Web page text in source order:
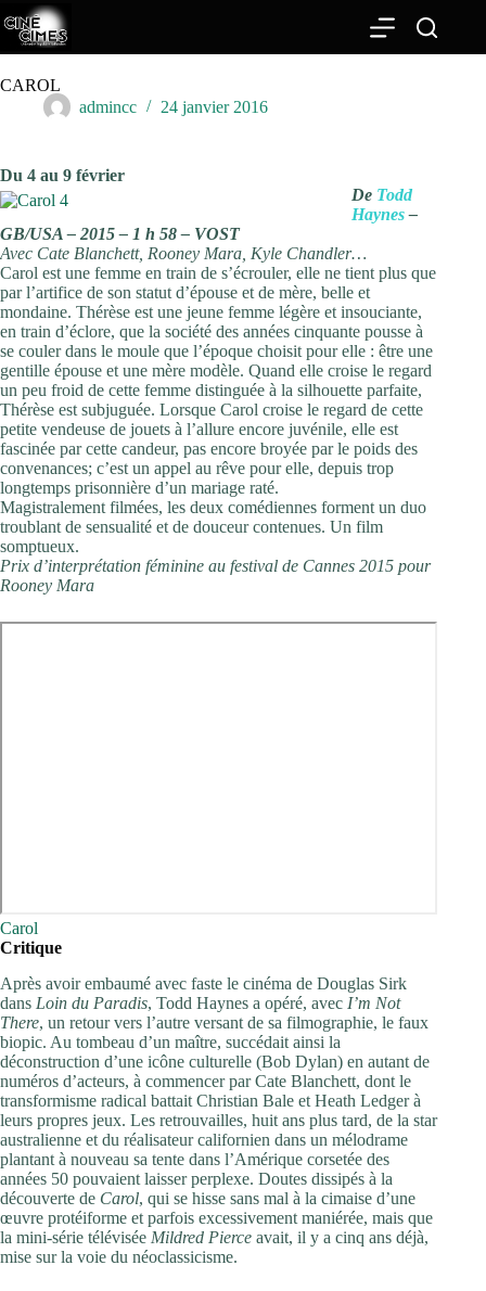
Passer
au
contenu
CAROL
admincc
24 janvier 2016
Du 4 au 9 février
De Todd
Haynes–
GB/USA – 2015 – 1 h 58 – VOST
Avec Cate Blanchett, Rooney Mara, Kyle Chandler…
Carol est une femme en train de s’écrouler, elle ne tient plus que
par l’artifice de son statut d’épouse et de mère, belle et
mondaine. Thérèse est une jeune femme légère et insouciante,
en train d’éclore, que la société des années cinquante pousse à
se couler dans le moule que l’époque choisit pour elle : être une
gentille épouse et une mère modèle. Quand elle croise le regard
un peu froid de cette femme distinguée à la silhouette parfaite,
Thérèse est subjuguée. Lorsque Carol croise le regard de cette
petite vendeuse de jouets à l’allure encore juvénile, elle est
fascinée par cette candeur, pas encore broyée par le poids des
convenances; c’est un appel au rêve pour elle, depuis trop
longtemps prisonnière d’un mariage raté.
Magistralement filmées, les deux comédiennes forment un duo
troublant de sensualité et de douceur contenues. Un film
somptueux.
Prix d’interprétation féminine au festival de Cannes 2015 pour
Rooney Mara
Carol
Critique
Après avoir embaumé avec faste le cinéma de Douglas Sirk
dans Loin du Paradis, Todd Haynes a opéré, avec I’m Not
There, un retour vers l’autre versant de sa filmographie, le faux
biopic. Au tombeau d’un maître, succédait ainsi la
déconstruction d’une icône culturelle (Bob Dylan) en autant de
numéros d’acteurs, à commencer par Cate Blanchett, dont le
transformisme radical battait Christian Bale et Heath Ledger à
leurs propres jeux. Les retrouvailles, huit ans plus tard, de la star
australienne et du réalisateur californien dans un mélodrame
plantant à nouveau sa tente dans l’Amérique corsetée des
années 50 pouvaient laisser perplexe. Doutes dissipés à la
découverte de Carol, qui se hisse sans mal à la cimaise d’une
œuvre protéiforme et parfois excessivement maniérée, mais que
la mini-série télévisée Mildred Pierce avait, il y a cinq ans déjà,
mise sur la voie du néoclassicisme.